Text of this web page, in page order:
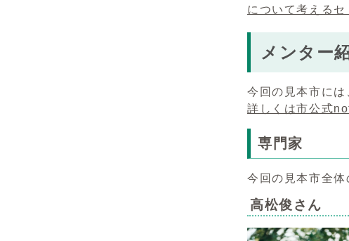
について考える
メンター
今回の見本市に
詳しくは市公式
専門家
今回の見本市全体
高松俊さん